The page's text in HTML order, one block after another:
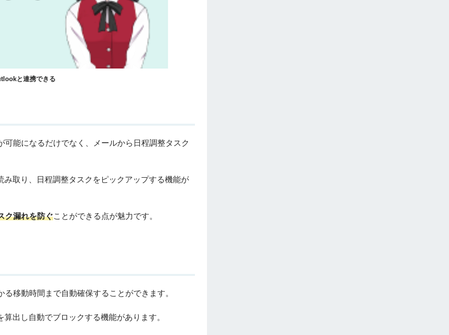
と連携できる
能になるだけでなく、メールから日程調整タスク
取り、日程調整タスクをピックアップする機能が
ク漏れを防ぐことができる点が魅力です。
移動時間まで自動確保することができます。
出し自動でブロックする機能があります。